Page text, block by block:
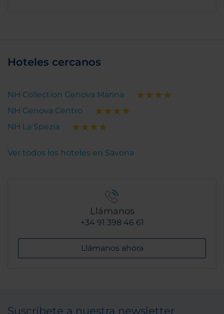
Hoteles cercanos
NH Collection Genova Marina
NH Genova Centro
NH La Spezia
Ver todos los hoteles en Savona
Llámanos
+34 91 398 46 61
Llámanos ahora
Suscríbete a nuestra newsletter